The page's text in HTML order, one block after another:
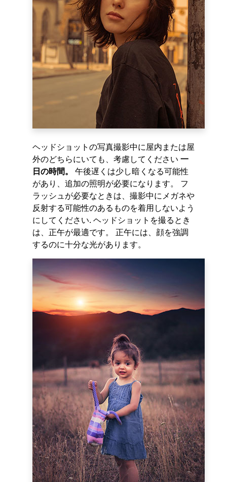
ヘッドショットの写真撮影中に屋内または屋
外のどちらにいても、考慮してください 一
日の時間。
午後遅くは少し暗くなる可能性
があり、追加の照明が必要になります。 フ
ラッシュが必要なときは、撮影中にメガネや
反射する可能性のあるものを着用しないよう
にしてください. ヘッドショットを撮るとき
は、正午が最適です。 正午には、顔を強調
するのに十分な光があります。